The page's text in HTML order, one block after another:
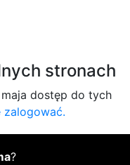
stronach
dostęp do tych
zalogować.
?